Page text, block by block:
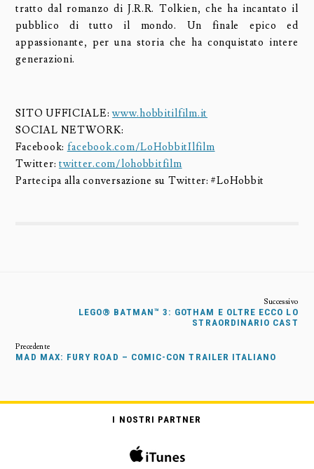
tratto dal romanzo di J.R.R. Tolkien, che ha incantato il
pubblico di tutto il mondo. Un finale epico ed
appassionante, per una storia che ha conquistato intere
generazioni.
SITO UFFICIALE:www.hobbitilfilm.it
SOCIAL NETWORK:
Facebook: facebook.com/LoHobbitIlfilm
Twitter:twitter.com/lohobbitfilm
Partecipa alla conversazione su Twitter: #LoHobbit
LEGO® BATMAN™ 3: GOTHAM E OLTRE ECCO LO
STRAORDINARIO CAST
MAD MAX: FURY ROAD – COMIC-CON TRAILER ITALIANO
I NOSTRI PARTNER